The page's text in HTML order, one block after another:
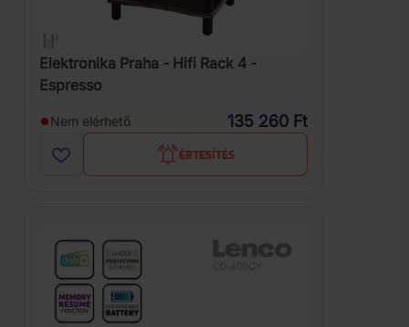
Elektronika Praha - Hifi Rack 4 -
Espresso
Nem elérhető 135 260 Ft
ÉRTESÍTÉS